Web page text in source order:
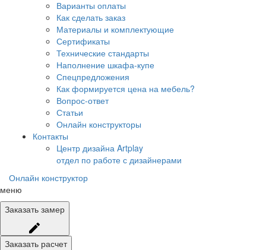
Варианты оплаты
Как сделать заказ
Материалы и комплектующие
Сертификаты
Технические стандарты
Наполнение шкафа-купе
Спецпредложения
Как формируется цена на мебель?
Вопрос-ответ
Статьи
Онлайн конструкторы
Контакты
Центр дизайна Artplay
отдел по работе с дизайнерами
Онлайн конструктор
меню
Заказать замер
Заказать расчет